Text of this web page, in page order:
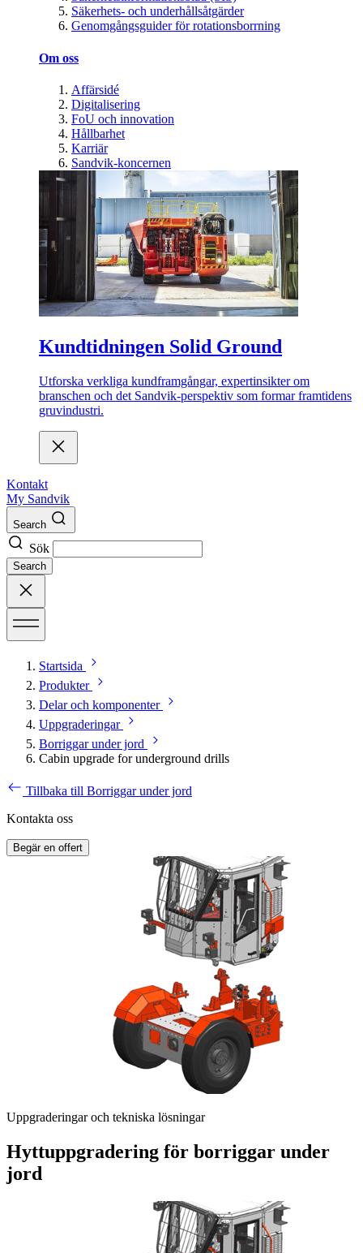
Säkerhets- och underhållsåtgärder
Genomgångsguider för rotationsborrning
Om oss
Affärsidé
Digitalisering
FoU och innovation
Hållbarhet
Karriär
Sandvik-koncernen
Kundtidningen Solid Ground
Utforska verkliga kundframgångar, expertinsikter om
branschen och det Sandvik-perspektiv som formar framtidens
gruvindustri.
Kontakt
My Sandvik
Search
Sök
Search
Startsida
Produkter
Delar och komponenter
Uppgraderingar
Borriggar under jord
Cabin upgrade for underground drills
Tillbaka till Borriggar under jord
Kontakta oss
Begär en offert
Uppgraderingar och tekniska lösningar
Hyttuppgradering för borriggar under
jord